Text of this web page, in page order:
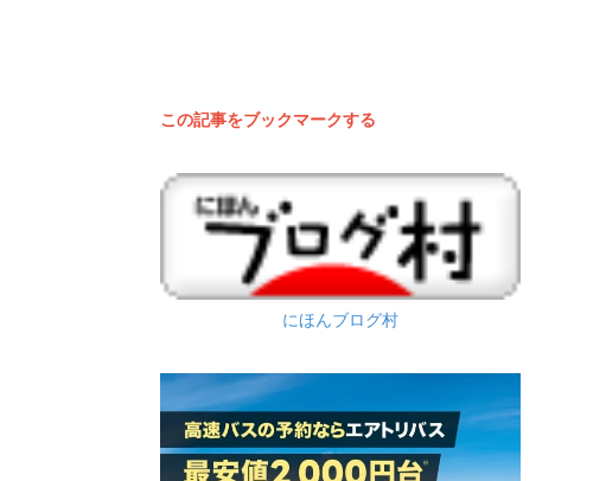
この記事をブックマークする
にほんブログ村